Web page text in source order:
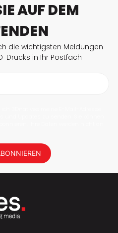
AUF DEM
die wichtigsten Meldungen
Drucks in Ihr Postfach